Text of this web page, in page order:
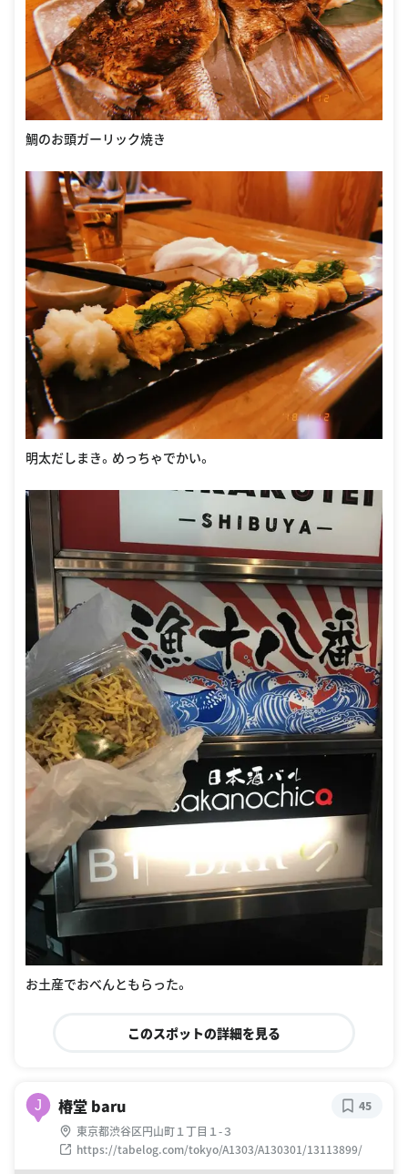
鯛のお頭ガーリック焼き
明太だしまき。めっちゃでかい。
お土産でおべんともらった。
このスポットの詳細を見る
J 椿堂 baru
東京都渋谷区円山町１丁目１-３
https://tabelog.com/tokyo/A1303/A130301/13113899/
45